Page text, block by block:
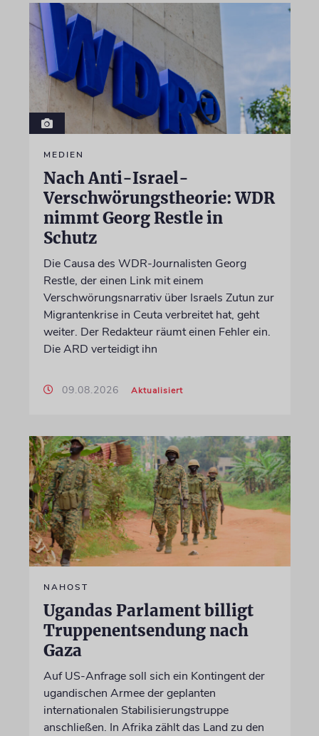
MEDIEN
Nach Anti-Israel-
Verschwörungstheorie: WDR
nimmt Georg Restle in
Schutz
Die Causa des WDR-Journalisten Georg
Restle, der einen Link mit einem
Verschwörungsnarrativ über Israels Zutun zur
Migrantenkrise in Ceuta verbreitet hat, geht
weiter. Der Redakteur räumt einen Fehler ein.
Die ARD verteidigt ihn
09.08.2026 Aktualisiert
NAHOST
Ugandas Parlament billigt
Truppenentsendung nach
Gaza
Auf US-Anfrage soll sich ein Kontingent der
ugandischen Armee der geplanten
internationalen Stabilisierungstruppe
anschließen. In Afrika zählt das Land zu den